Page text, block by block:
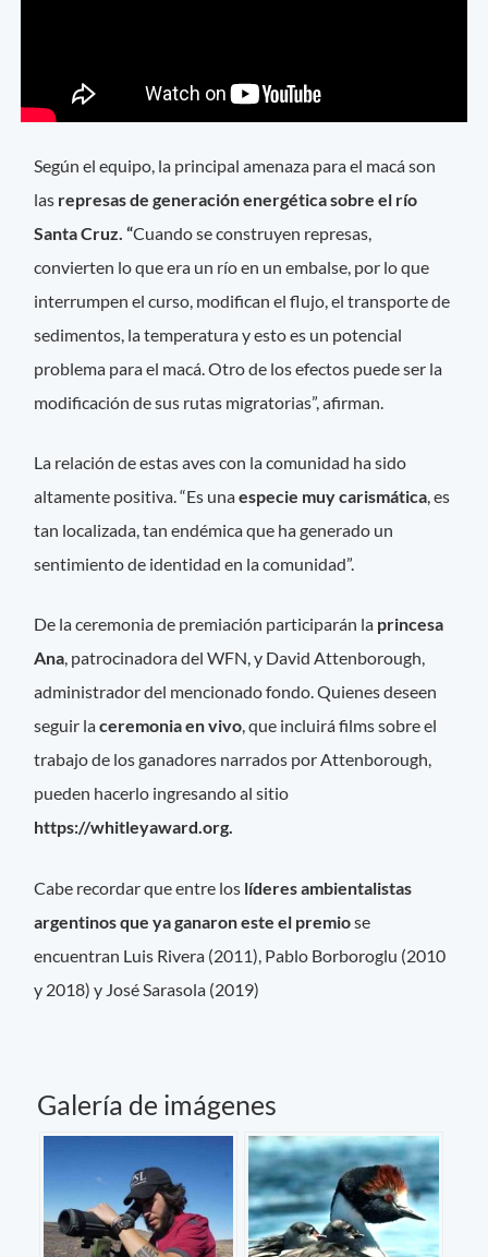
Según el equipo, la principal amenaza para el macá son
las represas de generación energética sobre el río
Santa Cruz. “Cuando se construyen represas,
convierten lo que era un río en un embalse, por lo que
interrumpen el curso, modifican el flujo, el transporte de
sedimentos, la temperatura y esto es un potencial
problema para el macá. Otro de los efectos puede ser la
modificación de sus rutas migratorias”, afirman.
La relación de estas aves con la comunidad ha sido
altamente positiva. “Es unaespecie muy carismática, es
tan localizada, tan endémica que ha generado un
sentimiento de identidad en la comunidad”.
De la ceremonia de premiación participarán la princesa
Ana, patrocinadora del WFN, y David Attenborough,
administrador del mencionado fondo. Quienes deseen
seguir laceremonia en vivo, que incluirá films sobre el
trabajo de los ganadores narrados por Attenborough,
pueden hacerlo ingresando al sitio
https://whitleyaward.org.
Cabe recordar que entre los líderes ambientalistas
argentinos que ya ganaron este el premiose
encuentran Luis Rivera (2011), Pablo Borboroglu (2010
y 2018) y José Sarasola (2019)
Galería de imágenes